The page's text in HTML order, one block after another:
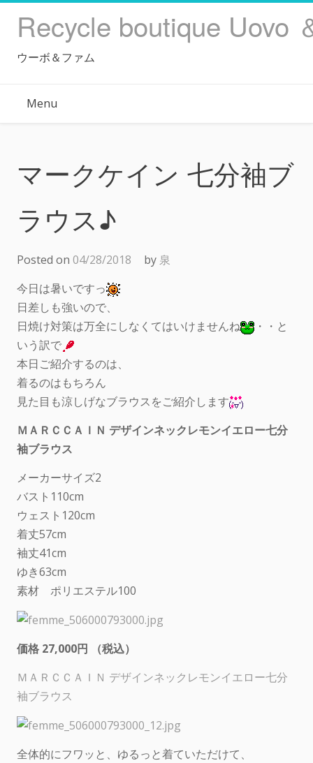
Recycle boutique Uovo
ウーボ＆ファム
Menu
マークケイン 七分袖ブ
ラウス♪
Posted on 04/28/2018 by 泉
今日は暑いですっ
日差しも強いので、
日焼け対策は万全にしなくてはいけませんね
・・と
いう訳で
本日ご紹介するのは、
着るのはもちろん
見た目も涼しげなブラウスをご紹介します
ＭＡＲＣＣＡＩＮ デザインネックレモンイエロー七分
袖ブラウス
メーカーサイズ2
バスト110cm
ウェスト120cm
着丈57cm
袖丈41cm
ゆき63cm
素材 ポリエステル100
価格 27,000円 （税込）
ＭＡＲＣＣＡＩＮ デザインネックレモンイエロー七分
袖ブラウス
全体的にフワッと、ゆるっと着ていただけて、